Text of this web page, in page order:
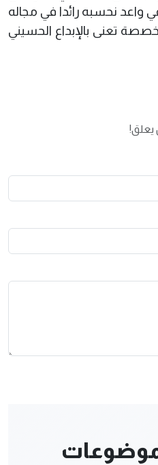
واعد نحسبه رائدا في مجاله
تعنى بالإبداع الحسيني
يعلق!